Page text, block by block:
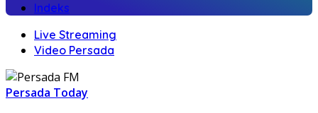
Indeks
Live Streaming
Video Persada
Persada Today